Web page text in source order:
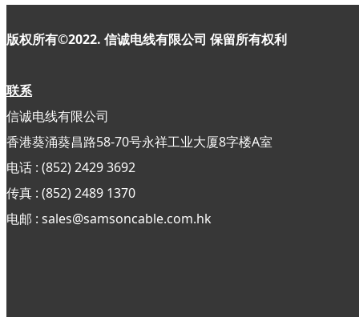
版权所有©2022. 信诚电线有限公司 保留所有权利
联系
信诚电线有限公司
香港葵涌葵昌路58-70号永祥工业大厦8字楼A室
电话 : (852) 2429 3692
传真 : (852)2489 1370
电邮 : sales@samsoncable.com.hk